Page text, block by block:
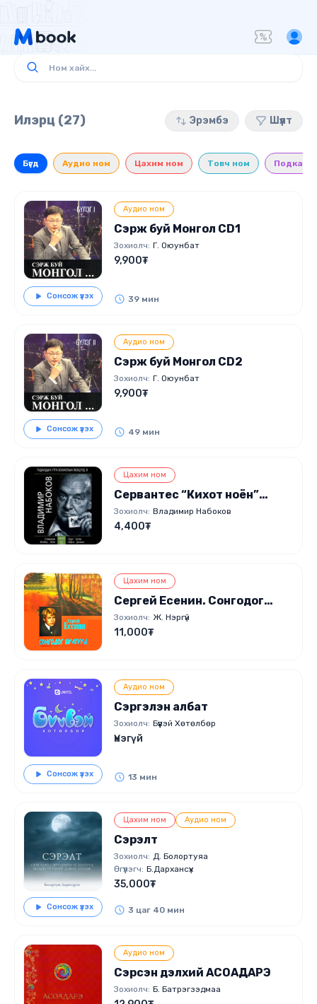
Илэрц (27) Эрэмбэ Шүүлт
Бүгд Аудио ном Цахим ном Товч ном Подкаст
Сонсож үзэх
Аудио ном
Сэрж буй Монгол CD1
Зохиолч: Г. Оюунбат
9,900₮
39 мин
Сонсож үзэх
Аудио ном
Сэрж буй Монгол CD2
Зохиолч: Г. Оюунбат
9,900₮
49 мин
Цахим ном
Сервантес “Кихот ноён”
(В.Набоковын лекц)
Зохиолч: Владимир Набоков
4,400₮
Цахим ном
Сергей Есенин. Сонгодог
шүлгүүд
Зохиолч: Ж. Нэргүй
11,000₮
Сонсож үзэх
Аудио ном
Сэргэлэн албат
Зохиолч: Бүүвэй Хөтөлбөр
Үнэгүй
13 мин
Сонсож үзэх
Цахим ном Аудио ном
Сэрэлт
Зохиолч: Д. Болортуяа
Өгүүлэгч: Б.Дархансүх
35,000₮
3 цаг 40 мин
Аудио ном
Сэрсэн дэлхий АСОАДАРЭ
Зохиолч: Б. Батрэгзэдмаа